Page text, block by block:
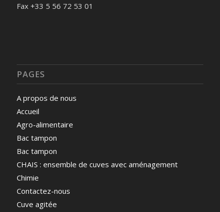
Fax +33 5 56 72 53 01
PAGES
A propos de nous
Accueil
Agro-alimentaire
Bac tampon
Bac tampon
CHAIS : ensemble de cuves avec aménagement
Chimie
Contactez-nous
Cuve agitée